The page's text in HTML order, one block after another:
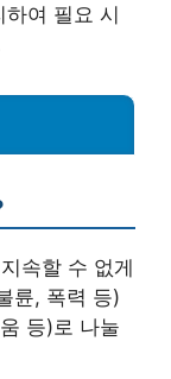
여 필요 시
속할 수 없게
륜, 폭력 등)
등)로 나눌